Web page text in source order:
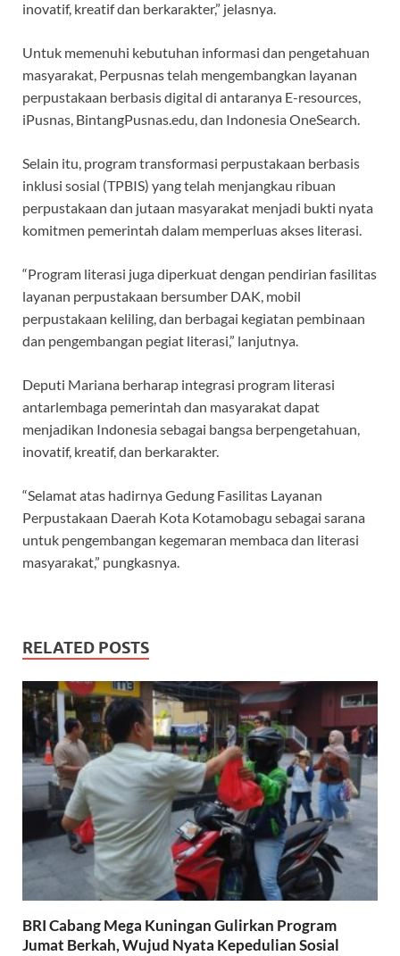
inovatif, kreatif dan berkarakter,” jelasnya.
Untuk memenuhi kebutuhan informasi dan pengetahuan
masyarakat, Perpusnas telah mengembangkan layanan
perpustakaan berbasis digital di antaranya E-resources,
iPusnas, BintangPusnas.edu, dan Indonesia OneSearch.
Selain itu, program transformasi perpustakaan berbasis
inklusi sosial (TPBIS) yang telah menjangkau ribuan
perpustakaan dan jutaan masyarakat menjadi bukti nyata
komitmen pemerintah dalam memperluas akses literasi.
“Program literasi juga diperkuat dengan pendirian fasilitas
layanan perpustakaan bersumber DAK, mobil
perpustakaan keliling, dan berbagai kegiatan pembinaan
dan pengembangan pegiat literasi,” lanjutnya.
Deputi Mariana berharap integrasi program literasi
antarlembaga pemerintah dan masyarakat dapat
menjadikan Indonesia sebagai bangsa berpengetahuan,
inovatif, kreatif, dan berkarakter.
“Selamat atas hadirnya Gedung Fasilitas Layanan
Perpustakaan Daerah Kota Kotamobagu sebagai sarana
untuk pengembangan kegemaran membaca dan literasi
masyarakat,” pungkasnya.
RELATED POSTS
BRI Cabang Mega Kuningan Gulirkan Program
Jumat Berkah, Wujud Nyata Kepedulian Sosial